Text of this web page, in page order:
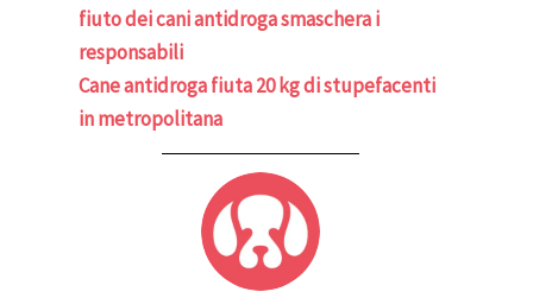
fiuto dei cani antidroga smaschera i
responsabili
Cane antidroga fiuta 20 kg di stupefacenti
in metropolitana